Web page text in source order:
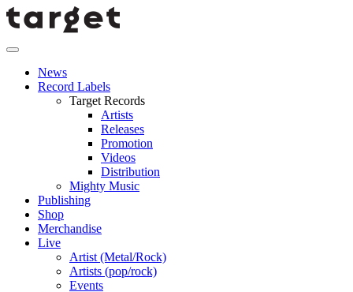
News
Record Labels
Target Records
Artists
Releases
Promotion
Videos
Distribution
Mighty Music
Publishing
Shop
Merchandise
Live
Artist (Metal/Rock)
Artists (pop/rock)
Events